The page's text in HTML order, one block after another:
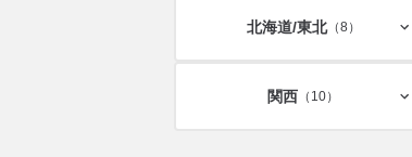
北海道/東北（8）
関西 （10）